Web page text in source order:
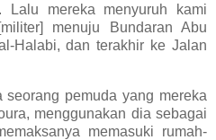
Lalu mereka menyuruh kami
menuju Bundaran Abu
Halabi, dan terakhir ke Jalan
seorang pemuda yang mereka
menggunakan dia sebagai
memasuki rumah-